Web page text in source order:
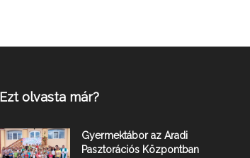
Ezt olvasta már?
Gyermektábor az Aradi
Pasztorációs Központban